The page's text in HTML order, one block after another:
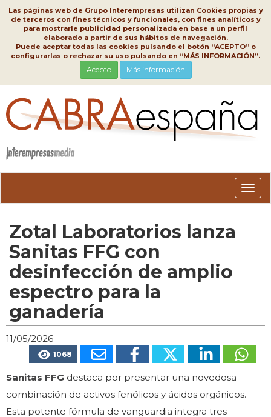
Las páginas web de Grupo Interempresas utilizan Cookies propias y
de terceros con fines técnicos y funcionales, con fines analíticos y
para mostrarle publicidad personalizada en base a un perfil
elaborado a partir de sus hábitos de navegación.
Puede aceptar todas las cookies pulsando el botón “ACEPTO” o
configurarlas o rechazar su uso pulsando en “MÁS INFORMACIÓN”.
Acepto Más información
Zotal Laboratorios lanza
Sanitas FFG con
desinfección de amplio
espectro para la
ganadería
11/05/2026
1068
Sanitas FFG destaca por presentar una novedosa
combinación de activos fenólicos y ácidos orgánicos.
Esta potente fórmula de vanguardia integra tres